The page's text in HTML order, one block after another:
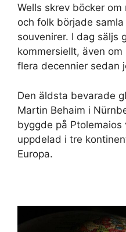
Wells skrev böcker
och folk började
souvenirer. I dag säljs
kommersiellt, även
flera decennier sedan
Den äldsta bevarade
Martin Behaim i
byggde på
uppdelad i tre
Europa.